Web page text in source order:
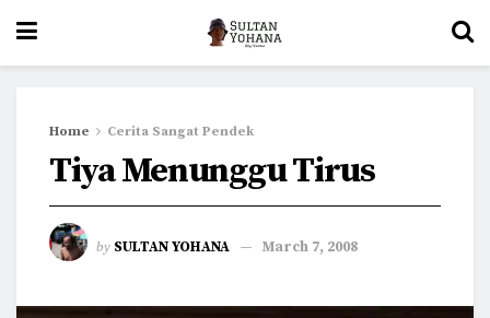
Home Cerita Sangat Pendek
Tiya Menunggu Tirus
by SULTAN YOHANA March 7, 2008